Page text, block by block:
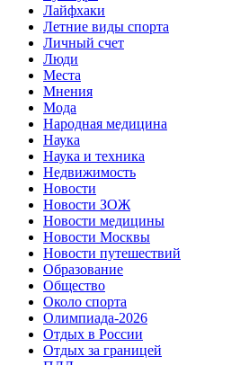
Лайфхаки
Летние виды спорта
Личный счет
Люди
Места
Мнения
Мода
Народная медицина
Наука
Наука и техника
Недвижимость
Новости
Новости ЗОЖ
Новости медицины
Новости Москвы
Новости путешествий
Образование
Общество
Около спорта
Олимпиада-2026
Отдых в России
Отдых за границей